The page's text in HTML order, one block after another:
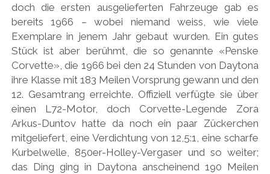
doch die ersten ausgelieferten Fahrzeuge gab es
bereits 1966 – wobei niemand weiss, wie viele
Exemplare in jenem Jahr gebaut wurden. Ein gutes
Stück ist aber berühmt, die so genannte «Penske
Corvette», die 1966 bei den 24 Stunden von Daytona
ihre Klasse mit 183 Meilen Vorsprung gewann und den
12. Gesamtrang erreichte. Offiziell verfügte sie über
einen L72-Motor, doch Corvette-Legende Zora
Arkus-Duntov hatte da noch ein paar Zückerchen
mitgeliefert, eine Verdichtung von 12,5:1, eine scharfe
Kurbelwelle, 850er-Holley-Vergaser und so weiter;
das Ding ging in Daytona anscheinend 190 Meilen